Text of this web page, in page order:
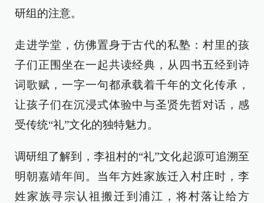
研组的注意。
走进学堂，仿佛置身于古代的私塾：村里的孩
子们正围坐在一起共读经典，从四书五经到诗
词歌赋，一字一句都承载着千年的文化传承，
让孩子们在沉浸式体验中与圣贤先哲对话，感
受传统“礼”文化的独特魅力。
调研组了解到，李祖村的“礼”文化起源可追溯至
明朝嘉靖年间。当年方姓家族迁入村庄时，李
姓家族寻宗认祖搬迁到浦江，将村落让给方